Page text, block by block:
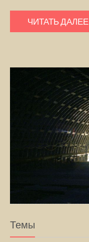
ЧИТАТЬ ДАЛЕЕ
Темы